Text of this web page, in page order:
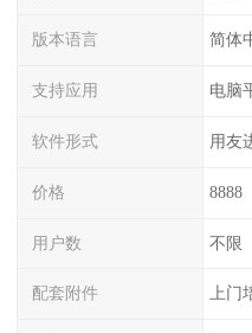
版本语言 简体
支持应用 电脑
软件形式 用友
价格 8888
用户数 不限
配套附件 上门